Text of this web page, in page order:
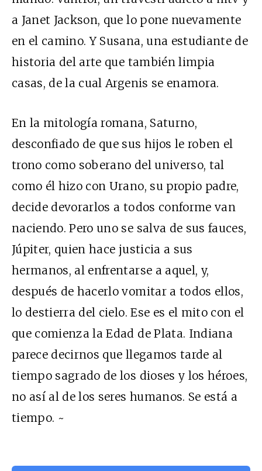
a Janet Jackson, que lo pone nuevamente
en el camino. Y Susana, una estudiante de
historia del arte que también limpia
casas, de la cual Argenis se enamora.
En la mitología romana, Saturno,
desconfiado de que sus hijos le roben el
trono como soberano del universo, tal
como él hizo con Urano, su propio padre,
decide devorarlos a todos conforme van
naciendo. Pero uno se salva de sus fauces,
Júpiter, quien hace justicia a sus
hermanos, al enfrentarse a aquel, y,
después de hacerlo vomitar a todos ellos,
lo destierra del cielo. Ese es el mito con el
que comienza la Edad de Plata. Indiana
parece decirnos que llegamos tarde al
tiempo sagrado de los dioses y los héroes,
no así al de los seres humanos. Se está a
tiempo. ~